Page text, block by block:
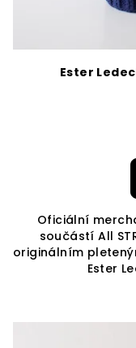
Ester
Oficiální
součástí All
originálním
Ester